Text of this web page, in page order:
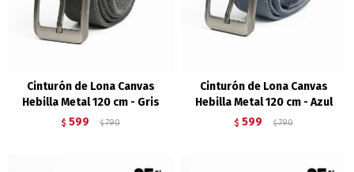
Cinturón de Lona Canvas
Hebilla Metal 120 cm - Gris
$ 599 $ 790
Cinturón de Lona Canvas
Hebilla Metal 120 cm - Azul
$ 599 $ 790